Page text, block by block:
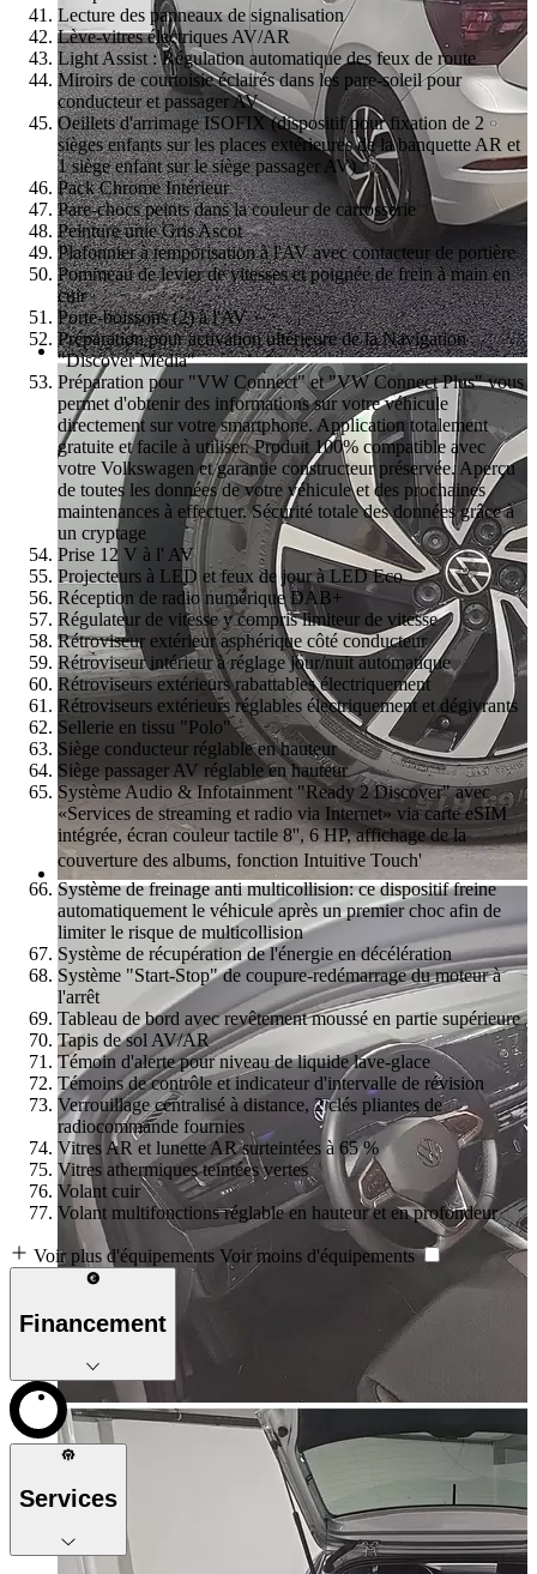
Lecture des panneaux de signalisation
Lève-vitres électriques AV/AR
Light Assist : Régulation automatique des feux de route
Miroirs de courtoisie éclairés dans les pare-soleil pour
conducteur et passager AV
Oeillets d'arrimage ISOFIX (dispositif pour fixation de 2
sièges enfants sur les places extérieures de la banquette AR et
1 siège enfant sur le siège passager AV)
Pack Chrome Intérieur
Pare-chocs peints dans la couleur de carrosserie
Peinture unie Gris Ascot
Plafonnier à temporisation à l'AV avec contacteur de portière
Pommeau de levier de vitesses et poignée de frein à main en
cuir
Porte-boissons (2) à l'AV
Préparation pour activation ultérieure de la Navigation
"Discover Media"
Préparation pour "VW Connect" et "VW Connect Plus" vous
permet d'obtenir des informations sur votre véhicule
directement sur votre smartphone. Application totalement
gratuite et facile à utiliser. Produit 100% compatible avec
votre Volkswagen et garantie constructeur préservée. Aperçu
de toutes les données de votre véhicule et des prochaines
maintenances à effectuer. Sécurité totale des données grâce à
un cryptage
Prise 12 V à l' AV
Projecteurs à LED et feux de jour à LED Eco
Réception de radio numérique DAB+
Régulateur de vitesse y compris limiteur de vitesse
Rétroviseur extérieur asphérique côté conducteur
Rétroviseur intérieur à réglage jour/nuit automatique
Rétroviseurs extérieurs rabattables électriquement
Rétroviseurs extérieurs réglables électriquement et dégivrants
Sellerie en tissu "Polo"
Siège conducteur réglable en hauteur
Siège passager AV réglable en hauteur
Système Audio & Infotainment "Ready 2 Discover" avec
«Services de streaming et radio via Internet» via carte eSIM
intégrée, écran couleur tactile 8'', 6 HP, affichage de la
couverture des albums, fonction Intuitive Touch'
Système de freinage anti multicollision: ce dispositif freine
automatiquement le véhicule après un premier choc afin de
limiter le risque de multicollision
Système de récupération de l'énergie en décélération
Système "Start-Stop" de coupure-redémarrage du moteur à
l'arrêt
Tableau de bord avec revêtement moussé en partie supérieure
Tapis de sol AV/AR
Témoin d'alerte pour niveau de liquide lave-glace
Témoins de contrôle et indicateur d'intervalle de révision
Verrouillage centralisé à distance, 2 clés pliantes de
radiocommande fournies
Vitres AR et lunette AR surteintées à 65 %
Vitres athermiques teintées vertes
Volant cuir
Volant multifonctions réglable en hauteur et en profondeur
Voir plus d'équipements Voir moins d'équipements
Financement
Services